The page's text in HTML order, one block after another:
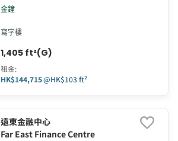
金鐘
寫字樓
1,405 ft²(G)
租金:
HK$144,715@HK$103 ft²
遠東金融中心
Far East Finance Centre